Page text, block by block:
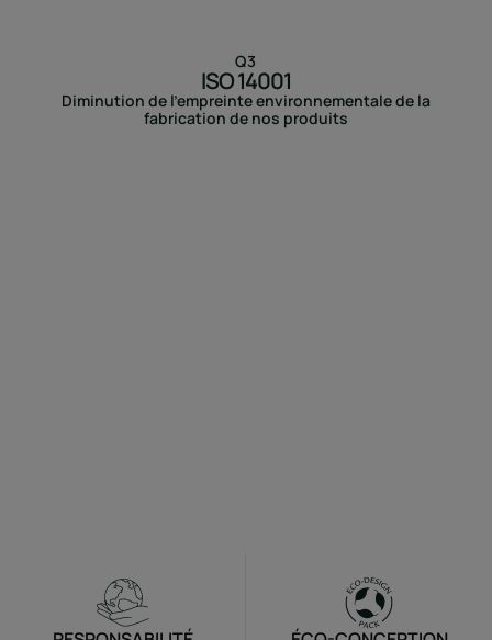
Q3
ISO 14001
Diminution de l’empreinte environnementale de la
fabrication de nos produits